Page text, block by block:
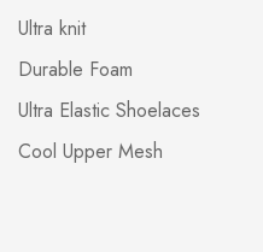
Ultra knit
Durable Foam
Ultra Elastic Shoelaces
Cool Upper Mesh